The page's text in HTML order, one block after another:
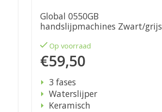
Global 0550GB
handslijpmachines Zwart/grijs
Op voorraad
€59,50
3 fases
Waterslijper
Keramisch